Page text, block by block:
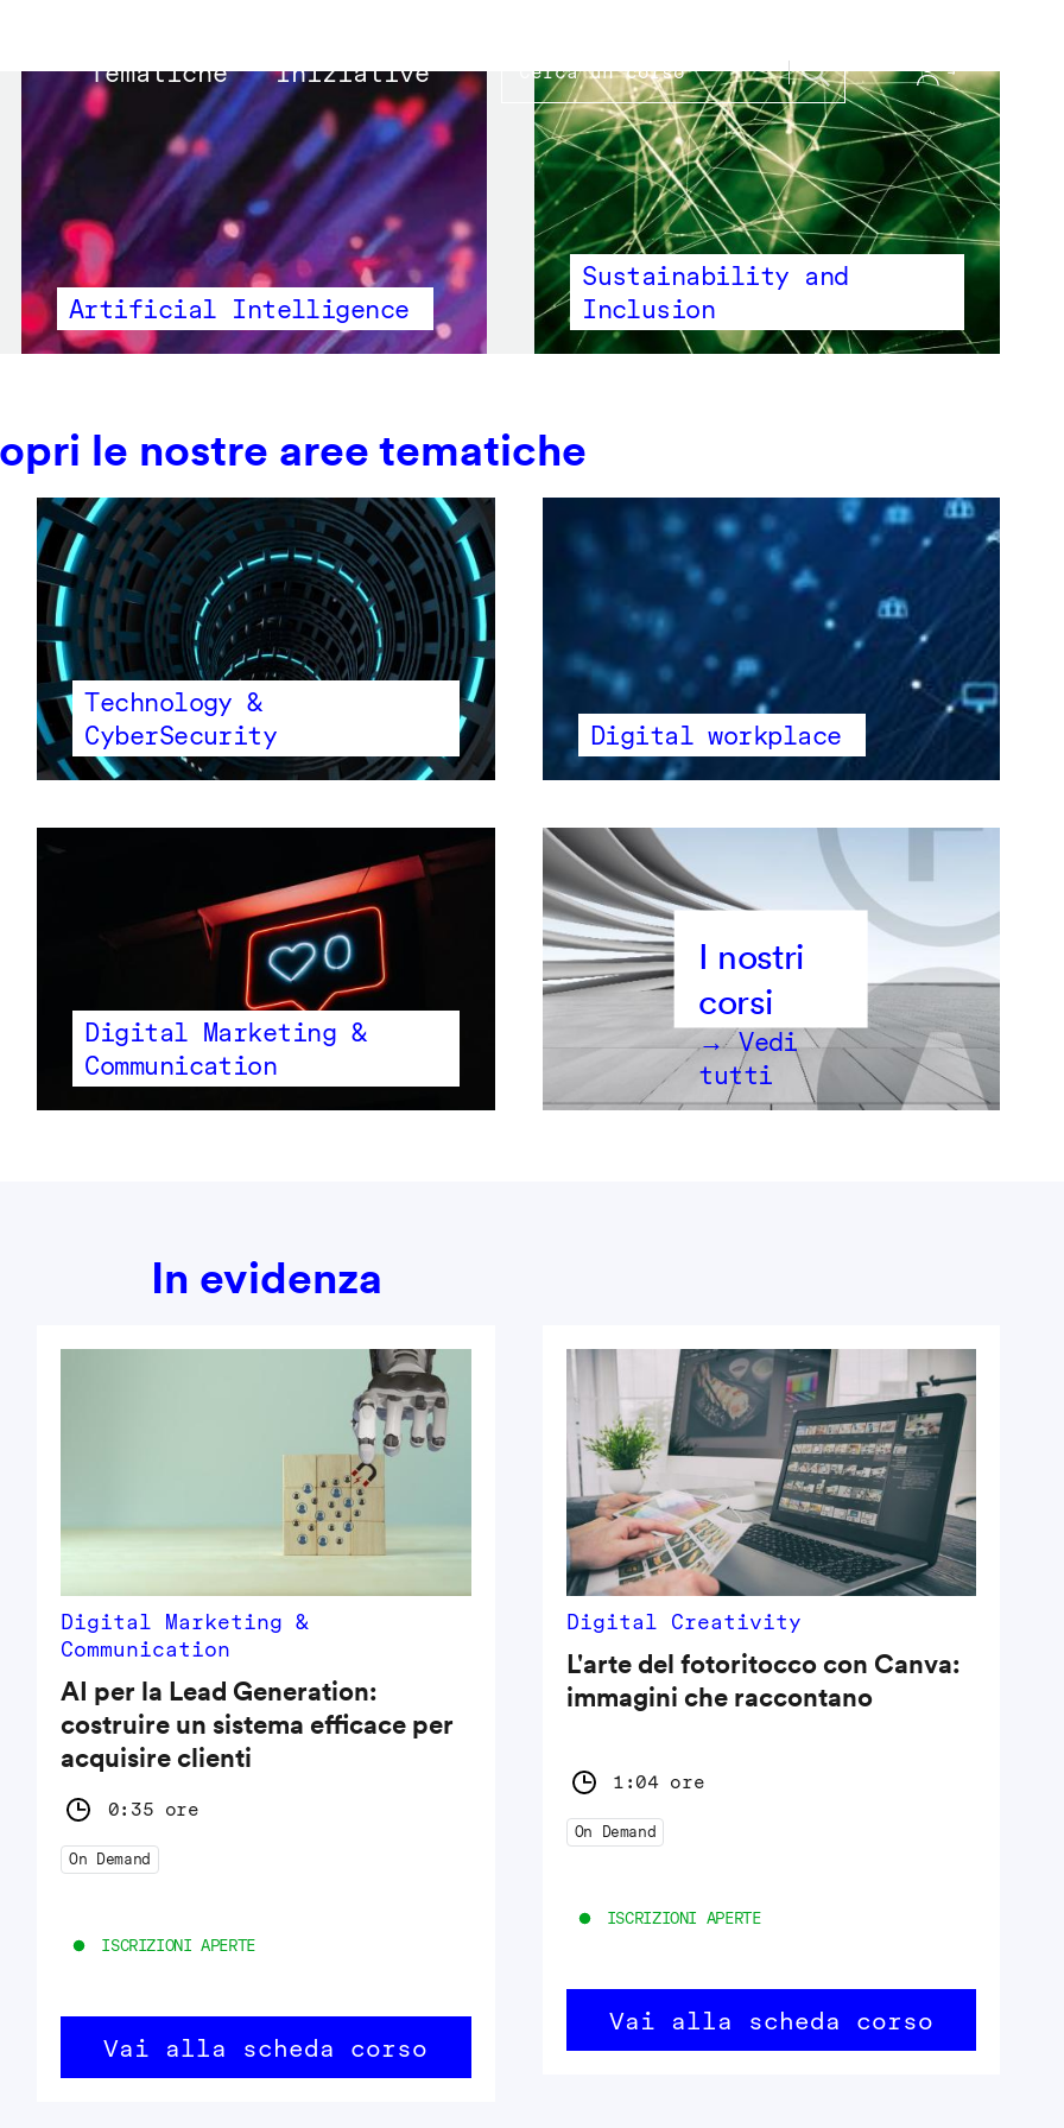
Main
navigation
Tematiche Iniziative
Artificial Intelligence
Sustainability and
Inclusion
le nostre aree tematiche
Technology &
CyberSecurity
Digital workplace
Digital Marketing &
Communication
→ Vedi
tutti
In evidenza
Digital Marketing &
Communication
AI per la Lead Generation:
costruire un sistema efficace per
acquisire clienti
0:35 ore
On Demand
ISCRIZIONI APERTE
Vai alla scheda corso
Digital Creativity
L'arte del fotoritocco con Canva:
immagini che raccontano
1:04 ore
On Demand
ISCRIZIONI APERTE
Vai alla scheda corso